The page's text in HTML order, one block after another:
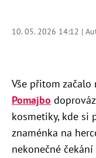
10. 05. 2026 14:12 |
Vše přitom
Pomajbo
kosmetiky, kde si
znaménka na
nekonečné